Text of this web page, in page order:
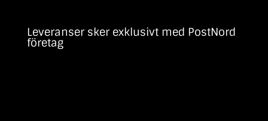
Leveranser sker exklusivt med PostNord
företag